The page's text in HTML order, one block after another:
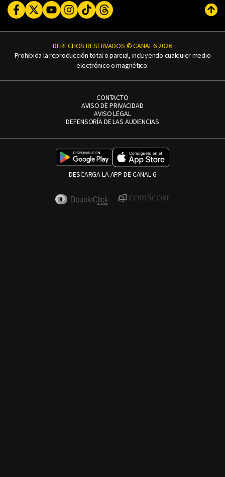
FacebookTwitterYoutubeInstagram
TikTokThreads
DERECHOS RESERVADOS © CANAL 6 2026
Prohibida la reproducción total o parcial, incluyendo cualquier medio
electrónico o magnético.
CONTACTO
AVISO DE PRIVACIDAD
AVISO LEGAL
DEFENSORÍA DE LAS AUDIENCIAS
DESCARGA LA APP DE CANAL 6